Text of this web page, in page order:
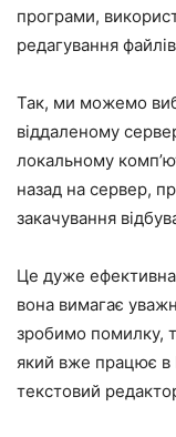
програми,
редагування
Так, ми можемо
віддаленому
локальному
назад на сервер,
закачування
Це дуже
вона вимагає
зробимо помилку,
який вже працює в
текстовий